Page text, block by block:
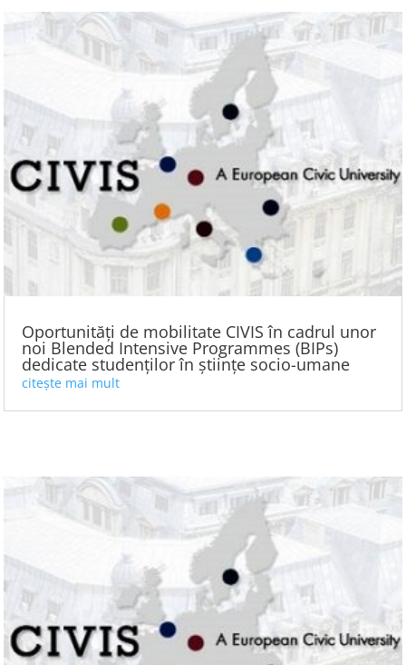
Oportunități de mobilitate CIVIS în cadrul unor
noi Blended Intensive Programmes (BIPs)
dedicate studenților în științe socio-umane
citește mai mult